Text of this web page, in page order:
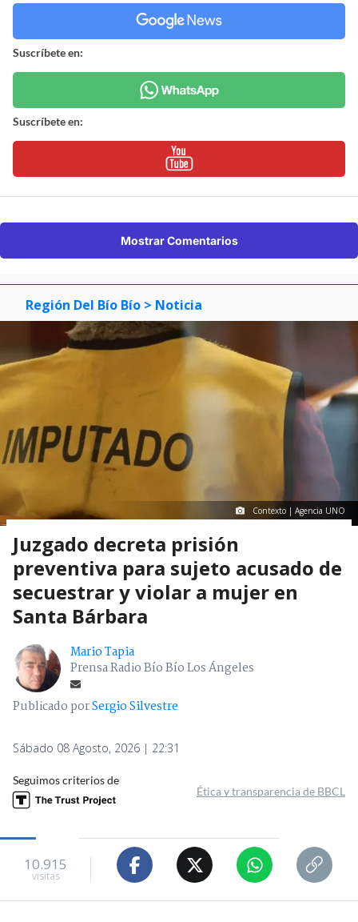
Suscríbete en:
Suscríbete en:
Mostrar Comentarios
Región Del Bío Bío > Noticia
Contexto | Agencia UNO
Juzgado decreta prisión
preventiva para sujeto acusado de
secuestrar y violar a mujer en
Santa Bárbara
Mario Tapia
Prensa Radio Bío Bío Los Ángeles
Publicado porSergio Silvestre
Sábado 08 Agosto, 2026 | 22:31
Seguimos criterios de
Ética y transparencia de BBCL
10.915
visitas